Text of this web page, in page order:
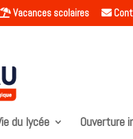
Vacances scolaires
du lycée Ouverture